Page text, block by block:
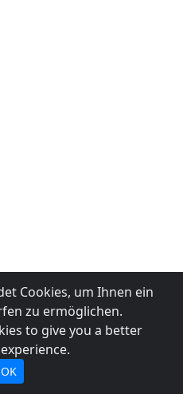
Cookies, um Ihnen ein
zu ermöglichen.
to give you a better
OK